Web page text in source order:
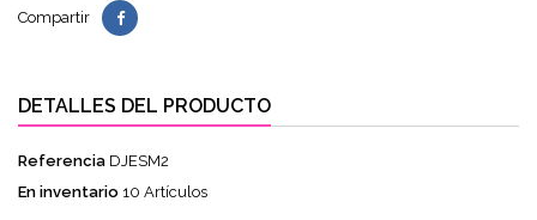
Compartir
DETALLES DEL PRODUCTO
Referencia DJESM2
En inventario 10 Artículos